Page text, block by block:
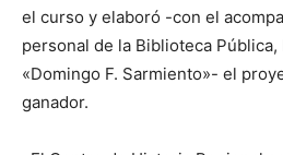
el curso y elaboró -con el
personal de la Biblioteca
«Domingo F. Sarmiento»- el
ganador.